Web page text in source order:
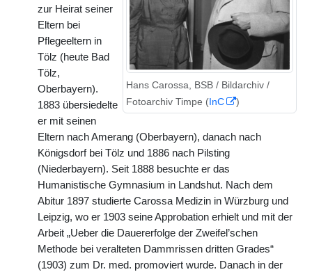
Hans Carossa, BSB / Bildarchiv /
Fotoarchiv Timpe (InC )
zur Heirat seiner
Eltern bei
Pflegeeltern in
Tölz (heute Bad
Tölz,
Oberbayern).
1883 übersiedelte
er mit seinen
Eltern nach Amerang (Oberbayern), danach nach
Königsdorf bei Tölz und 1886 nach Pilsting
(Niederbayern). Seit 1888 besuchte er das
Humanistische Gymnasium in Landshut. Nach dem
Abitur 1897 studierte Carossa Medizin in Würzburg und
Leipzig, wo er 1903 seine Approbation erhielt und mit der
Arbeit „Ueber die Dauererfolge der Zweifel’schen
Methode bei veralteten Dammrissen dritten Grades“
(1903) zum Dr. med. promoviert wurde. Danach in der